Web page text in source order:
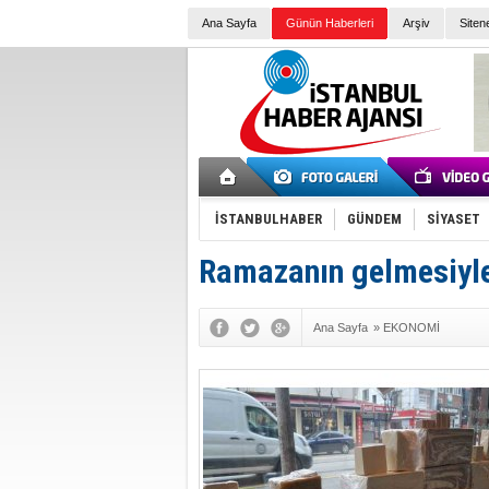
Ana Sayfa Günün Haberleri Arşiv
İSTANBULHABER GÜNDEM SİYASET
Ramazanın
Ana Sayfa » EKONOMİ